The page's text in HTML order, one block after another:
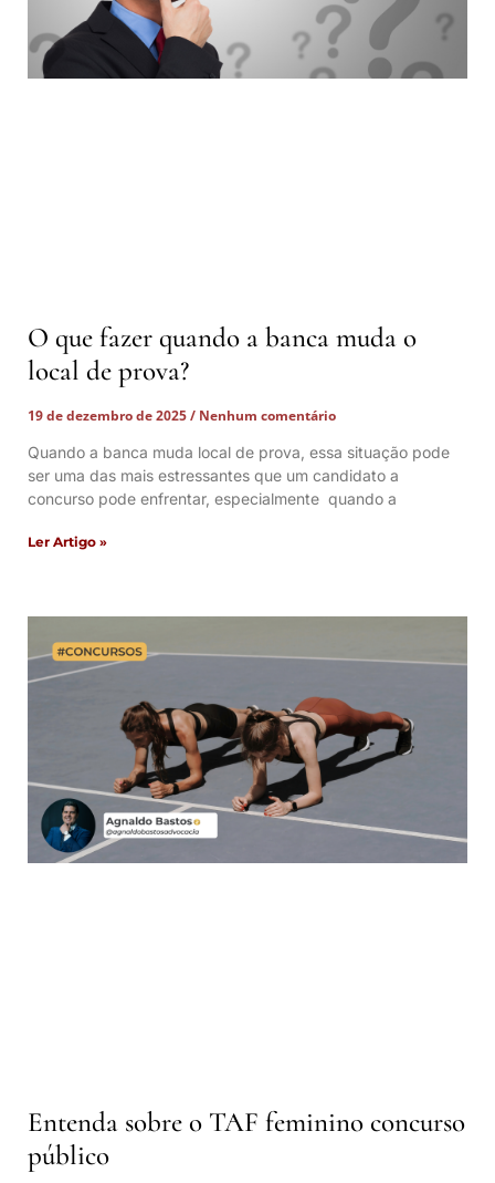
O que fazer quando a banca muda o
local de prova?
19 de dezembro de 2025
Nenhum comentário
Quando a banca muda local de prova, essa situação pode
ser uma das mais estressantes que um candidato a
concurso pode enfrentar, especialmente quando a
Ler Artigo »
Entenda sobre o TAF feminino concurso
público